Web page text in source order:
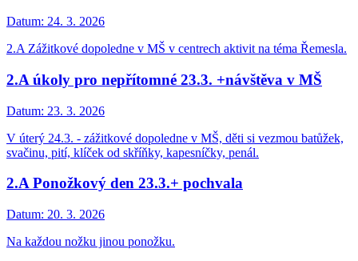
Datum: 24. 3. 2026
2.A Zážitkové dopoledne v MŠ v centrech aktivit na téma Řemesla.
2.A úkoly pro nepřítomné 23.3. +návštěva v MŠ
Datum: 23. 3. 2026
V úterý 24.3. - zážitkové dopoledne v MŠ, děti si vezmou batůžek,
svačinu, pití, klíček od skříňky, kapesníčky, penál.
2.A Ponožkový den 23.3.+ pochvala
Datum: 20. 3. 2026
Na každou nožku jinou ponožku.